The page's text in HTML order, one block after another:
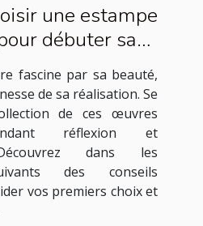
une estampe
débuter sa
?
fascine par sa beauté,
de sa réalisation. Se
de ces œuvres
réflexion et
dans les
des conseils
vos premiers choix et